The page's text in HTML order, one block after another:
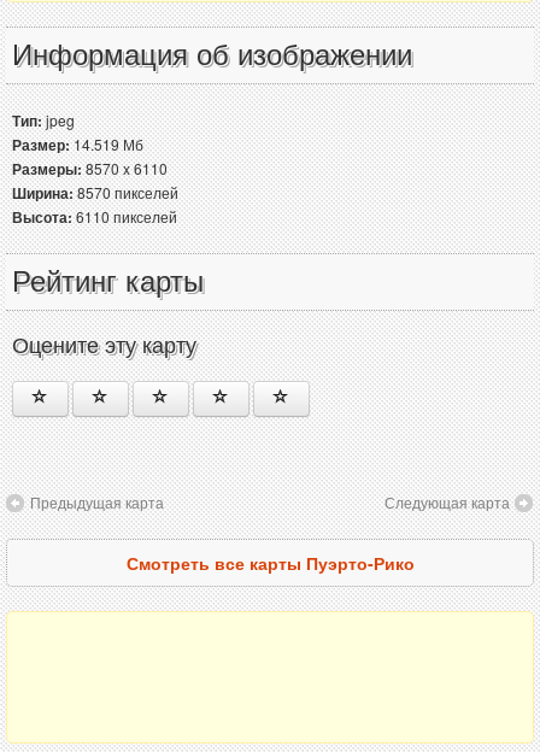
Информация об изображении
Тип:jpeg
Размер:14.519 Мб
Размеры:8570 x 6110
Ширина:8570 пикселей
Высота:6110 пикселей
Рейтинг карты
Оцените эту карту
Предыдущая карта Следующая карта
Смотреть все карты Пуэрто-Рико